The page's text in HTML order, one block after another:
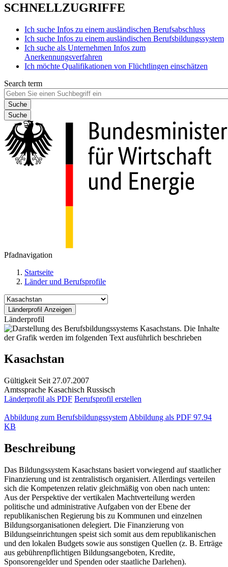
SCHNELLZUGRIFFE
Ich suche Infos zu einem ausländischen Berufsabschluss
Ich suche Infos zu einem ausländischen Berufsbildungssystem
Ich suche als Unternehmen Infos zum
Anerkennungsverfahren
Ich möchte Qualifikationen von Flüchtlingen einschätzen
Search term
Suche
Pfadnavigation
Startseite
Länder und Berufsprofile
Länderprofil
Kasachstan
Gültigkeit Seit 27.07.2007
Amtssprache Kasachisch Russisch
Länderprofil als PDF Berufsprofil erstellen
Abbildung zum Berufsbildungssystem Abbildung als PDF 97.94
KB
Beschreibung
Das Bildungssystem Kasachstans basiert vorwiegend auf staatlicher
Finanzierung und ist zentralistisch organisiert. Allerdings verteilen
sich die Kompetenzen relativ gleichmäßig von oben nach unten:
Aus der Perspektive der vertikalen Machtverteilung werden
politische und administrative Aufgaben von der Ebene der
republikanischen Regierung bis zu Kommunen und einzelnen
Bildungsorganisationen delegiert. Die Finanzierung von
Bildungseinrichtungen speist sich somit aus dem republikanischen
und den lokalen Budgets sowie aus sonstigen Quellen (z. B. Erträge
aus gebührenpflichtigen Bildungsangeboten, Kredite,
Sponsorengelder und Spenden oder staatliche Darlehen).